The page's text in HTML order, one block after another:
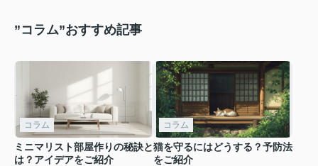
”コラム”おすすめ記事
コラム
ミニマリスト部屋作りの秘訣と
は？アイデアをご紹介
コラム
猫を守るにはどうする？予防法
をご紹介